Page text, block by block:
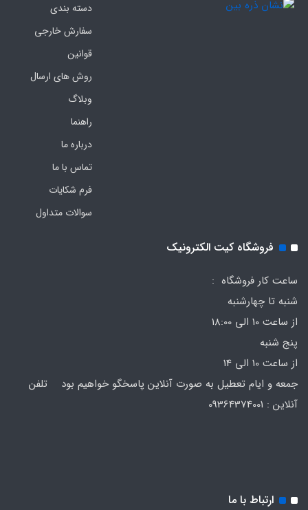
دسته بندی
سفارش خارجی
قوانین
روش های ارسال
وبلاگ
راهنما
درباره ما
تماس با ما
فرم‌ شکایات
سوالات متداول
فروشگاه کیت الکترونیک
ساعت کار فروشگاه :
شنبه تا چهارشنبه
از ساعت 10 الی 18:00
پنج شنبه
از ساعت 10 الی 14
جمعه و ایام تعطیل به صورت آنلاین پاسخگو خواهیم بود تلفن
ارتباط با ما